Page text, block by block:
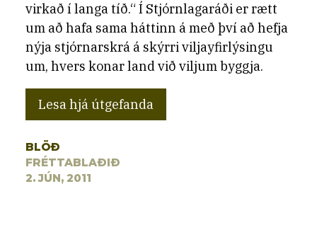
BLÖÐ
FRÉTTABLAÐIÐ
2. JÚN, 2011
virkað í langa tíð.“ Í Stjórnlagaráði er rætt
um að hafa sama háttinn á með því að hefja
nýja stjórnarskrá á skýrri viljayfirlýsingu
um, hvers konar land við viljum byggja.
Lesa hjá útgefanda